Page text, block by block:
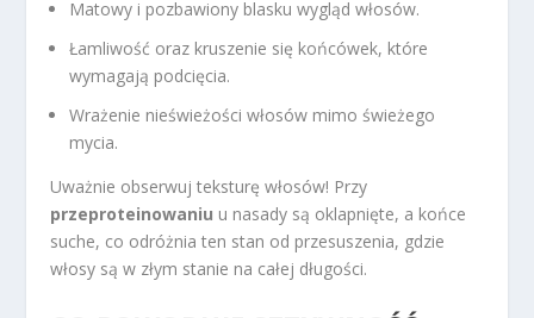
Matowy i pozbawiony blasku wygląd włosów.
Łamliwość oraz kruszenie się końcówek, które
wymagają podcięcia.
Wrażenie nieświeżości włosów mimo świeżego
mycia.
Uważnie obserwuj teksturę włosów! Przy
przeproteinowaniu u nasady są oklapnięte, a końce
suche, co odróżnia ten stan od przesuszenia, gdzie
włosy są w złym stanie na całej długości.